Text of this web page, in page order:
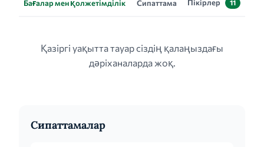
Бағалар мен қолжетімділік Сипаттама Пікірлер 11
Қазіргі уақытта тауар сіздің қалаңыздағы
дәріханаларда жоқ.
Сипаттамалар